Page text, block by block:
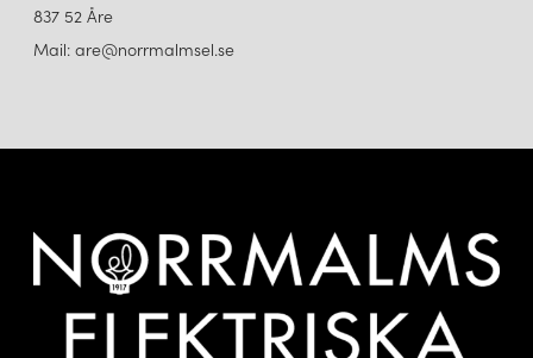
837 52 Åre
Mail: are@norrmalmsel.se